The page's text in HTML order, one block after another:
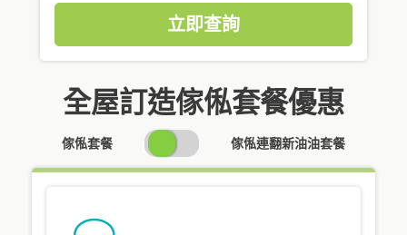
立即查詢
全屋訂造傢俬套餐優惠
傢俬套餐
SWITCH
PRICING
傢俬連翻新油油套餐